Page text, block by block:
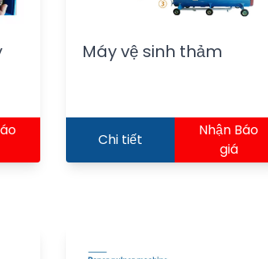
Máy vệ sinh thảm
Chi tiết
Nhận Báo
giá